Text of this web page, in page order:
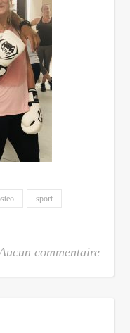
sport
commentaire